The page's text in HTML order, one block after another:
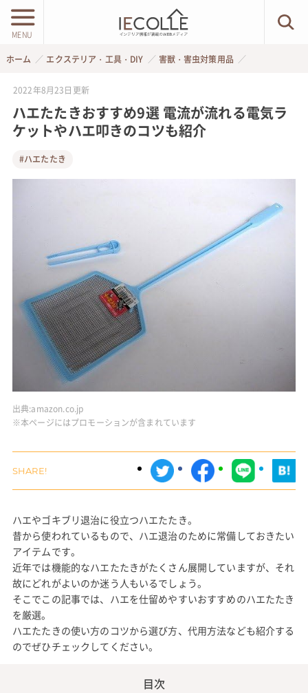
MENU
ホーム エクステリア・工具・DIY 害獣・害虫対策用品
2022年8月23日 更新
ハエたたきおすすめ9選 電流が流れる電気ラ
ケットやハエ叩きのコツも紹介
#ハエたたき
出典:amazon.co.jp
※本ページにはプロモーションが含まれています
ハエやゴキブリ退治に役立つハエたたき。
昔から使われているもので、ハエ退治のために常備しておきたい
アイテムです。
近年では機能的なハエたたきがたくさん展開していますが、それ
故にどれがよいのか迷う人もいるでしょう。
そこでこの記事では、ハエを仕留めやすいおすすめのハエたたき
を厳選。
ハエたたきの使い方のコツから選び方、代用方法なども紹介する
のでぜひチェックしてください。
目次